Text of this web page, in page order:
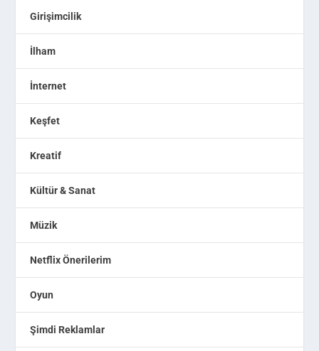
Girişimcilik
İlham
İnternet
Keşfet
Kreatif
Kültür & Sanat
Müzik
Netflix Önerilerim
Oyun
Şimdi Reklamlar